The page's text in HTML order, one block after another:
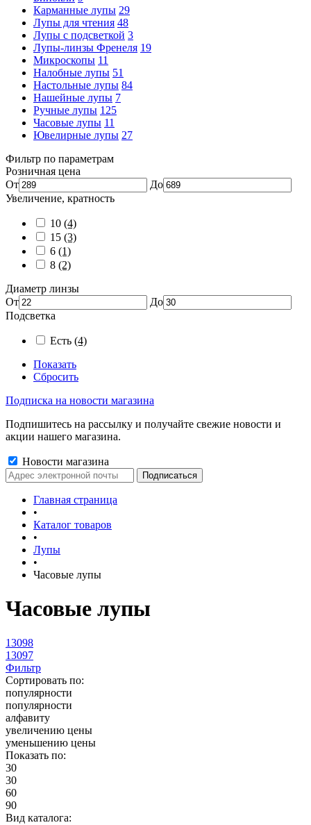
Карманные лупы 29
Лупы для чтения 48
Лупы с подсветкой 3
Лупы-линзы Френеля 19
Микроскопы 11
Налобные лупы 51
Настольные лупы 84
Нашейные лупы 7
Ручные лупы 125
Часовые лупы 11
Ювелирные лупы 27
Фильтр по параметрам
Розничная цена
От
До
Увеличение, кратность
10 (4)
15 (3)
6 (1)
8 (2)
Диаметр линзы
От
До
Подсветка
Есть (4)
Показать
Сбросить
Подписка на новости магазина
Подпишитесь на рассылку и получайте свежие новости и
акции нашего магазина.
Новости магазина
Главная страница
•
Каталог товаров
•
Лупы
•
Часовые лупы
Часовые лупы
13098
13097
Фильтр
Сортировать по:
популярности
популярности
алфавиту
увеличению цены
уменьшению цены
Показать по:
30
30
60
90
Вид каталога: